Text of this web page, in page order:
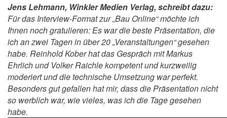
Jens Lehmann, Winkler Medien Verlag, schreibt dazu:
Für das Interview-Format zur „Bau Online“ möchte ich
Ihnen noch gratulieren: Es war die beste Präsentation, die
ich an zwei Tagen in über 20 „Veranstaltungen“ gesehen
habe. Reinhold Kober hat das Gespräch mit Markus
Ehrlich und Volker Raichle kompetent und kurzweilig
moderiert und die technische Umsetzung war perfekt.
Besonders gut gefallen hat mir, dass die Präsentation nicht
so werblich war, wie vieles, was ich die Tage gesehen
habe.